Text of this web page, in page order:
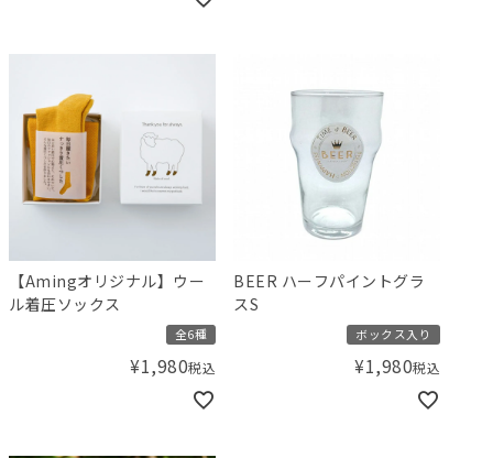
【Amingオリジナル】ウー
ル着圧ソックス
全6種
¥1,980税込
BEER ハーフパイントグラ
スS
ボックス入り
¥1,980税込